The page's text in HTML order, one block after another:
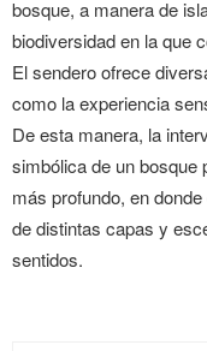
bosque, a manera de
biodiversidad en la que
El sendero ofrece
como la experiencia
De esta manera, la
simbólica de un bosque
más profundo, en
de distintas capas y
sentidos.